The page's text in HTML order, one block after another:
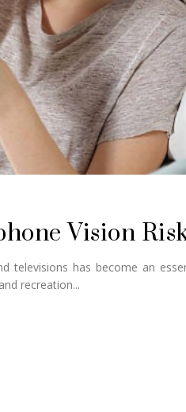
Vision
televisions has become an
recreation...